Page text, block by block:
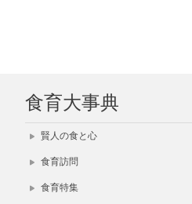
食育大事典
賢人の食と心
食育訪問
食育特集